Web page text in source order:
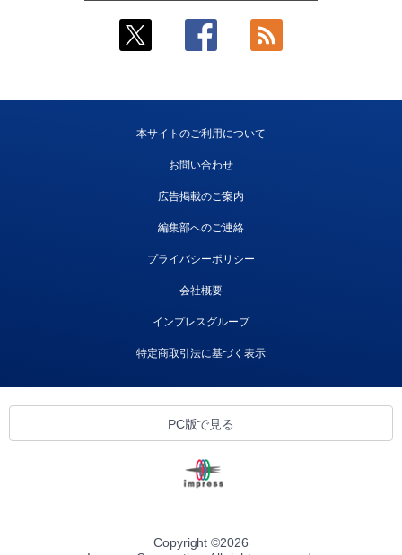
本サイトのご利用について
お問い合わせ
広告掲載のご案内
編集部へのご連絡
プライバシーポリシー
会社概要
インプレスグループ
特定商取引法に基づく表示
PC版で見る
Copyright ©2026